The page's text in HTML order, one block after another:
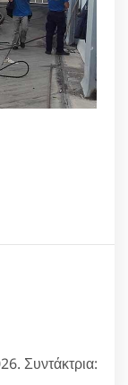
Συντάκτρια: